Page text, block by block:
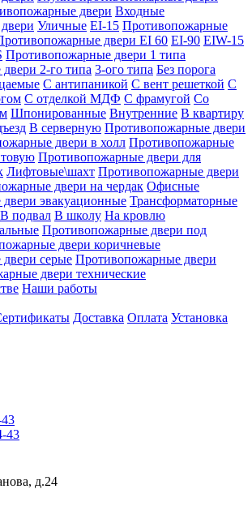
двери Входные
Уличные EI-15 Противопожарные
двери EI 60 EI-90 EIW-15
Противопожарные двери 1 типа
2-го типа 3-ого типа Без порога
С антипаникой С вент решеткой С
С отделкой МДФ С фрамугой Со
Шпонированные Внутренние В квартиру
В серверную Противопожарные двери
двери в холл Противопожарные
Противопожарные двери для
Лифтовые\шахт Противопожарные двери
двери на чердак Офисные
эвакуационные Трансформаторные
В подвал В школу На кровлю
Противопожарные двери под
двери коричневые
серые Противопожарные двери
двери технические
Наши работы
Доставка Оплата Установка
43
д.24